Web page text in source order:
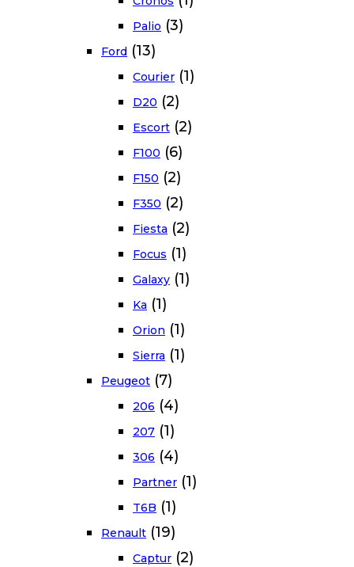
Palio (3)
Ford (13)
Courier (1)
D20 (2)
Escort (2)
F100 (6)
F150 (2)
F350 (2)
Fiesta (2)
Focus (1)
Galaxy (1)
Ka (1)
Orion (1)
Sierra (1)
Peugeot (7)
206 (4)
207 (1)
306 (4)
Partner (1)
T6B (1)
Renault (19)
Captur (2)